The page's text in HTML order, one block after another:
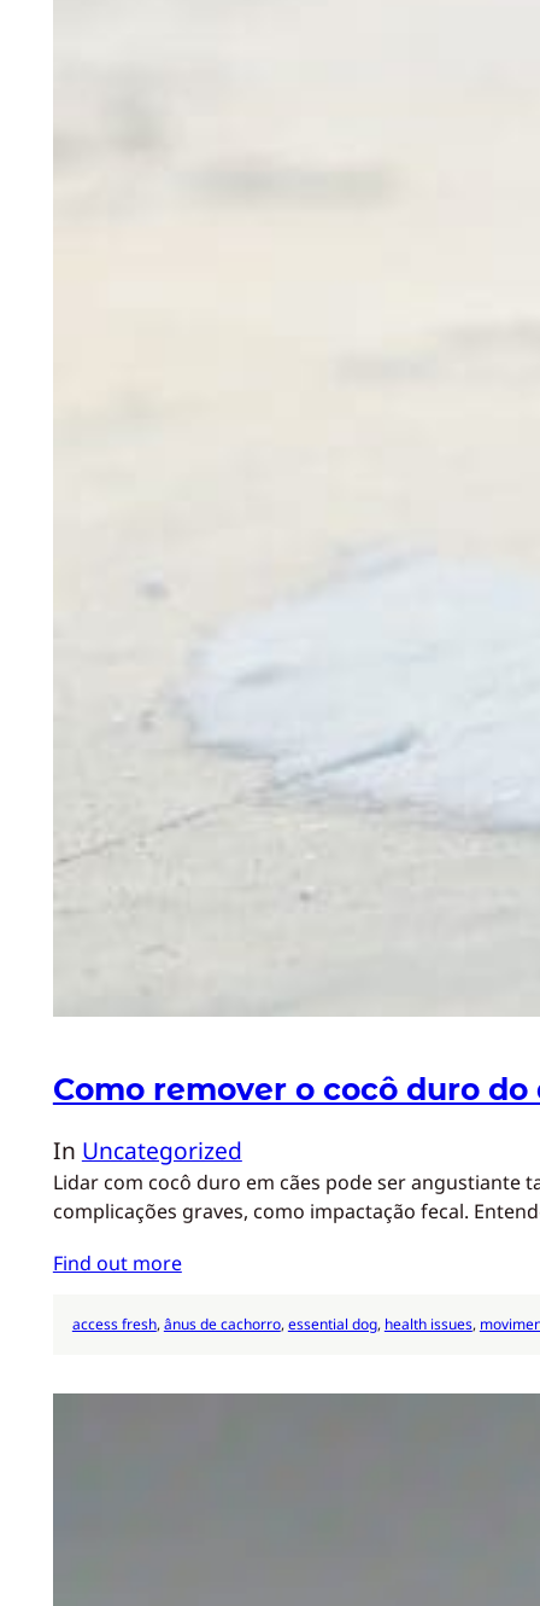
Como remover o cocô duro do
In Uncategorized
Lidar com cocô duro em cães pode ser angustiante
complicações graves, como impactação fecal.
Find out more
access fresh, ânus de cachorro, essential dog, health issues,